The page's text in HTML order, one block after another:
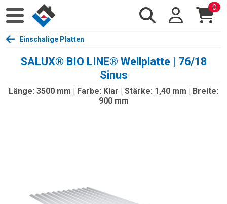
0
Einschalige Platten
SALUX® BIO LINE® Wellplatte | 76/18
Sinus
Länge: 3500 mm | Farbe: Klar | Stärke: 1,40 mm | Breite:
900 mm